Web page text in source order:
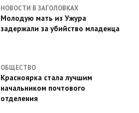
НОВОСТИ В ЗАГОЛОВКАХ
Молодую мать из Ужура
задержали за убийство младенца
ОБЩЕСТВО
Красноярка стала лучшим
начальником почтового
отделения